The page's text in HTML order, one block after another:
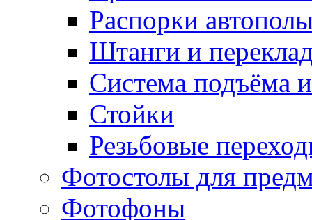
Распорки
Штанги и
Система подъёма
Стойки
Резьбовые
Фотостолы для
Фотофоны